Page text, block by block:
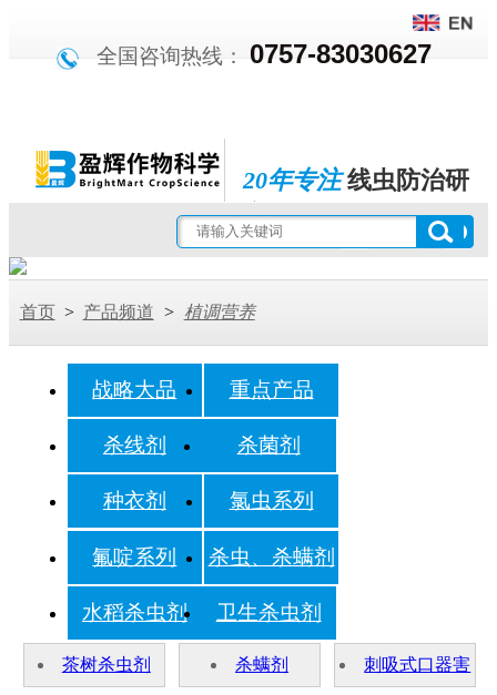
全国咨询热线： 0757-83030627
20年专注线虫防治研
究
杀线剂市场开拓领跑者
首页 > 产品频道 > 植调营养
战略大品 重点产品
杀线剂 杀菌剂
种衣剂 氯虫系列
氟啶系列 杀虫、杀螨剂
水稻杀虫剂 卫生杀虫剂
茶树杀虫剂 杀螨剂 刺吸式口器害